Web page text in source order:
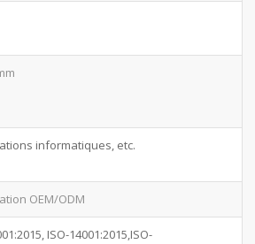
informatiques, etc.
OEM/ODM
ISO-14001:2015,ISO-